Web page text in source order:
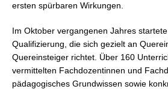
ersten spürbaren Wirkungen.
Im Oktober vergangenen Jahres
Qualifizierung, die sich gezielt an
Quereinsteiger richtet. Über 160
vermittelten Fachdozentinnen und
pädagogisches Grundwissen sowie